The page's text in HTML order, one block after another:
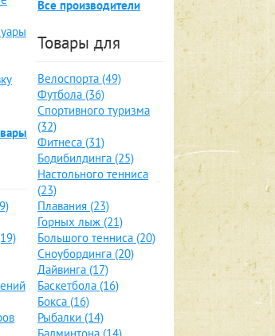
Все производители
Товары для
Велоспорта (49)
Футбола (36)
Спортивного туризма
(32)
Фитнеса (31)
Бодибилдинга (25)
Настольного тенниса
(23)
Плавания (23)
Горных лыж (21)
Большого тенниса (20)
Сноубординга (20)
Дайвинга (17)
Баскетбола (16)
Бокса (16)
Рыбалки (14)